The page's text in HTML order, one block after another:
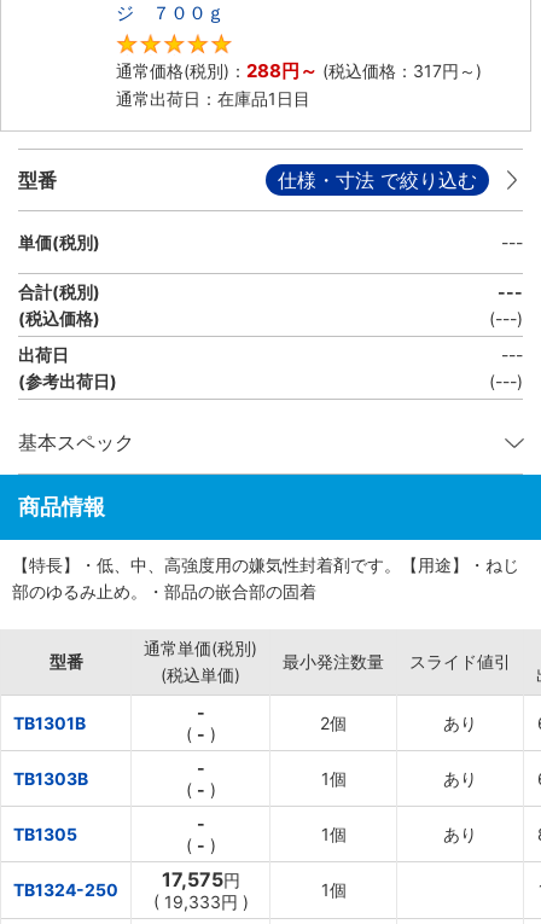
ジ ７００ｇ
通常価格(税別)： 288円 ～ (税込価格： 317円 ～)
通常出荷日：在庫品1日目
型番 仕様・寸法 で絞り込む
単価(税別) ---
合計(税別)
(税込価格)
---
(---)
出荷日
(参考出荷日)
---
(---)
基本スペック
商品情報
【特長】・低、中、高強度用の嫌気性封着剤です。【用途】・ねじ
部のゆるみ止め。・部品の嵌合部の固着
型番
通常単価(税別)
(税込単価)
最小発注数量 スライド値引
TB1301B
-
( - )
2個 あり
TB1303B
-
( - )
1個 あり
TB1305
-
( - )
1個 あり
TB1324-250 17,575円
( 19,333円 )
1個